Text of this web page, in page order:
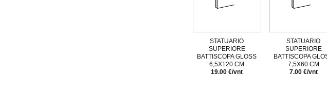
STATUARIO
SUPERIORE
BATTISCOPA GLOSS
6,5X120 CM
19.00 €/vnt
STATUARIO
SUPERIORE
BATTISCOPA
7,5X60 CM
7.00 €/vnt